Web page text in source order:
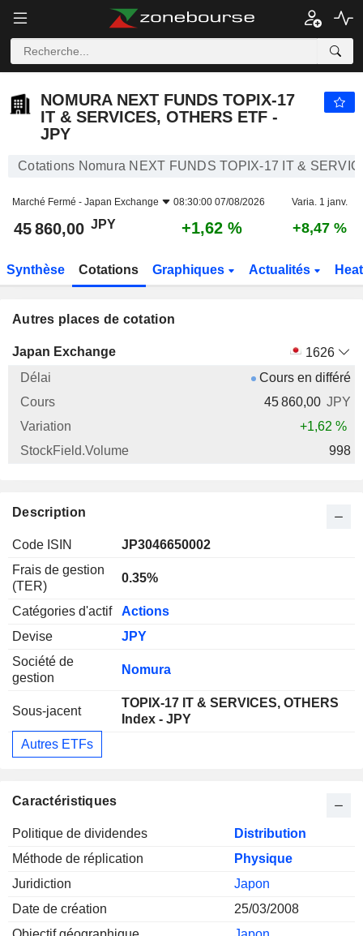
45 860,00
NOMURA NEXT FUNDS TOPIX-17
IT & SERVICES, OTHERS ETF -
JPY
Cotations Nomura NEXT FUNDS TOPIX-17 IT &
Marché Fermé - Japan Exchange 08:30:00 07/08/2026 Varia. 1 janv.
45 860,00 JPY +1,62 % +8,47 %
Synthèse Cotations Graphiques Actualités
Autres places de cotation
Bourse Mnemo
Japan Exchange
1626
Cours en différé
45 860,00 JPY
+1,62 %
998
Description
Code ISIN
JP3046650002
Frais de gestion
(TER)
0.35%
Catégories d'actif
Actions
Devise
JPY
Société de
gestion
Nomura
Sous-jacent
TOPIX-17 IT & SERVICES, OTHERS
Index - JPY
Autres ETFs
Caractéristiques
Politique de dividendes
Distribution
Méthode de réplication
Physique
Juridiction
Japon
Date de création
25/03/2008